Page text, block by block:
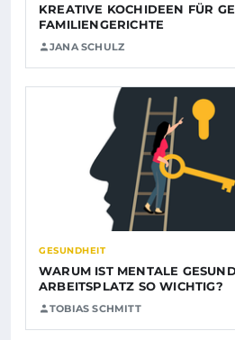
KREATIVE KOCHIDEEN FÜR
FAMILIENGERICHTE
JANA SCHULZ
GESUNDHEIT
WARUM IST MENTALE
ARBEITSPLATZ SO WICHTIG?
TOBIAS SCHMITT